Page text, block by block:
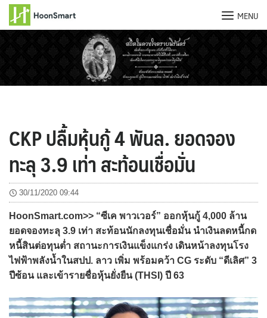
MENU
CKP ปลื้มหุ้นกู้ 4 พันล. ยอดจอง
ทะลุ 3.9 เท่า สะท้อนเชื่อมั่น
30/11/2020 09:44
HoonSmart.com>> “ซีเค พาวเวอร์” ออกหุ้นกู้ 4,000 ล้าน
ยอดจองทะลุ 3.9 เท่า สะท้อนนักลงทุนเชื่อมั่น นำเงินลดหนี้กด
หนี้สินต่อทุนต่ำ สถานะการเงินแข็งแกร่ง เดินหน้าลงทุนโรง
ไฟฟ้าพลังน้ำในสปป. ลาว เพิ่ม พร้อมคว้า CG ระดับ “ดีเลิศ” 3
ปีซ้อน และเข้ารายชื่อหุ้นยั่งยืน (THSI) ปี 63